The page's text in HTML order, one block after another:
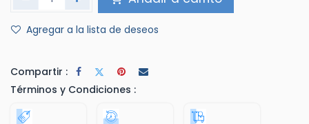
Agregar a la lista de deseos
Compartir :
Términos y Condiciones :